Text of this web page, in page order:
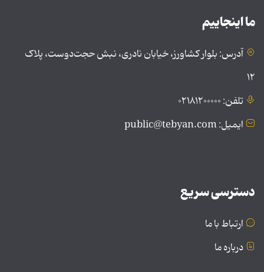
ما اینجاییم
آدرس: بلوار کشاورز، خیابان نادری، نبش حجت‌دوست، پلاک
۱۲
تلفن: ۰۲۱۸۱۲۰۰۰۰۰
ایمیل: public@tebyan.com
دسترسی سریع
ارتباط با ما
درباره ما